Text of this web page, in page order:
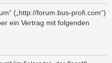
(„http://forum.bus-profi.com“)
ein Vertrag mit folgenden